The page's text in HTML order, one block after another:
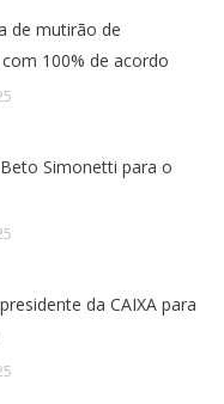
de mutirão de
100% de acordo
Simonetti para o
da CAIXA para